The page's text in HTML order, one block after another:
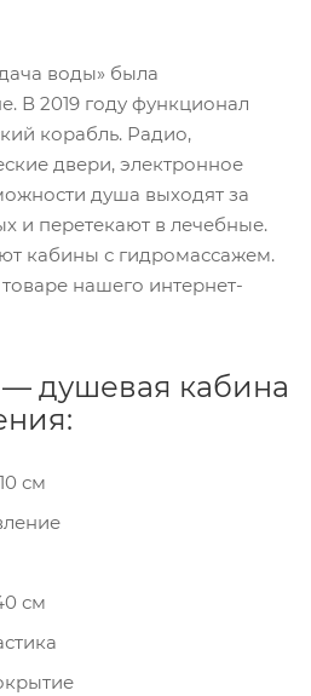
воды» была
В 2019 году функционал
корабль. Радио,
двери, электронное
душа выходят за
и перетекают в лечебные.
кабины с гидромассажем.
нашего интернет-
душевая кабина
см
см